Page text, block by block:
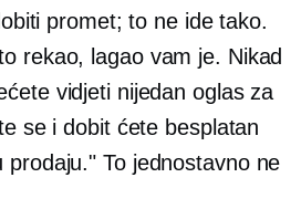
promet; to ne ide tako.
rekao, lagao vam je. Nikad
vidjeti nijedan oglas za
se i dobit ćete besplatan
prodaju." To jednostavno ne